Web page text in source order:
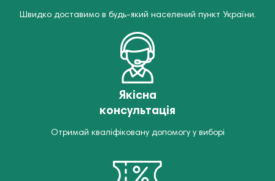
Швидко доставимо в будь-який населений пункт України.
Якісна
консультація
Отримай кваліфіковану допомогу у виборі